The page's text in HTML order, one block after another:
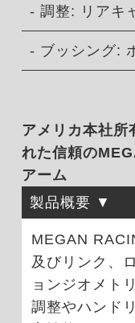
- 調整: リアキ
- ブッシング:
アメリカ本社所
れた信頼の
アーム
製品概要
MEGAN
及びリンク、
ョンジオメト
調整やハンド